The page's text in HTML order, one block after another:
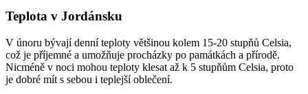
Teplota v Jordánsku
V únoru bývají denní teploty většinou kolem 15-20 stupňů Celsia,
což je příjemné a umožňuje procházky po památkách a přírodě.
Nicméně v noci mohou teploty klesat až k 5 stupňům Celsia, proto
je dobré mít s sebou i teplejší oblečení.